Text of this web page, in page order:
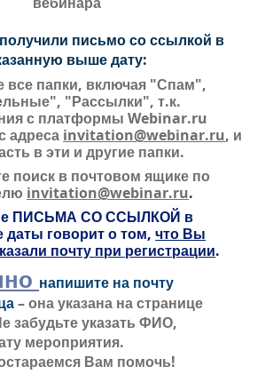
письмо со ссылкой в
выше дату:
все папки, включая "Спам",
"Рассылки", т.к.
с платформы Webinar.ru
адреса invitation@webinar.ru, и
в эти и другие папки.
поиск в почтовом ящике по
invitation@webinar.ru.
ПИСЬМА СО ССЫЛКОЙ в
даты говорит о том,что Вы
почту при регистрации.
напишите на почту
– она указана на странице
забудьте указать ФИО,
мероприятия.
Вам помочь!